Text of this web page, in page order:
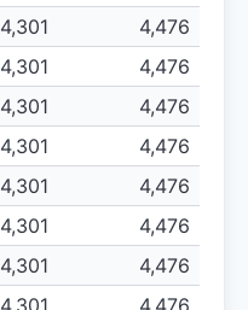
4,301
4,476
4,301
4,476
4,301
4,476
4,301
4,476
4,301
4,476
4,301
4,476
4,301
4,476
4,301 4,476